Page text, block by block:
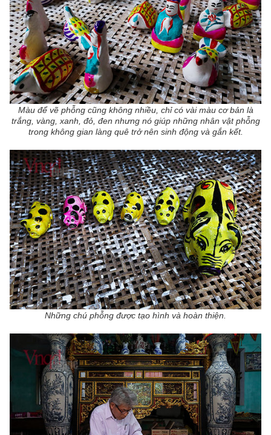
Màu để vẽ phỗng cũng không nhiều, chỉ có vài màu cơ bản là
trắng, vàng, xanh, đỏ, đen nhưng nó giúp những nhân vật phỗng
trong không gian làng quê trở nên sinh động và gắn kết.
Những chú phỗng được tạo hình và hoàn thiện.